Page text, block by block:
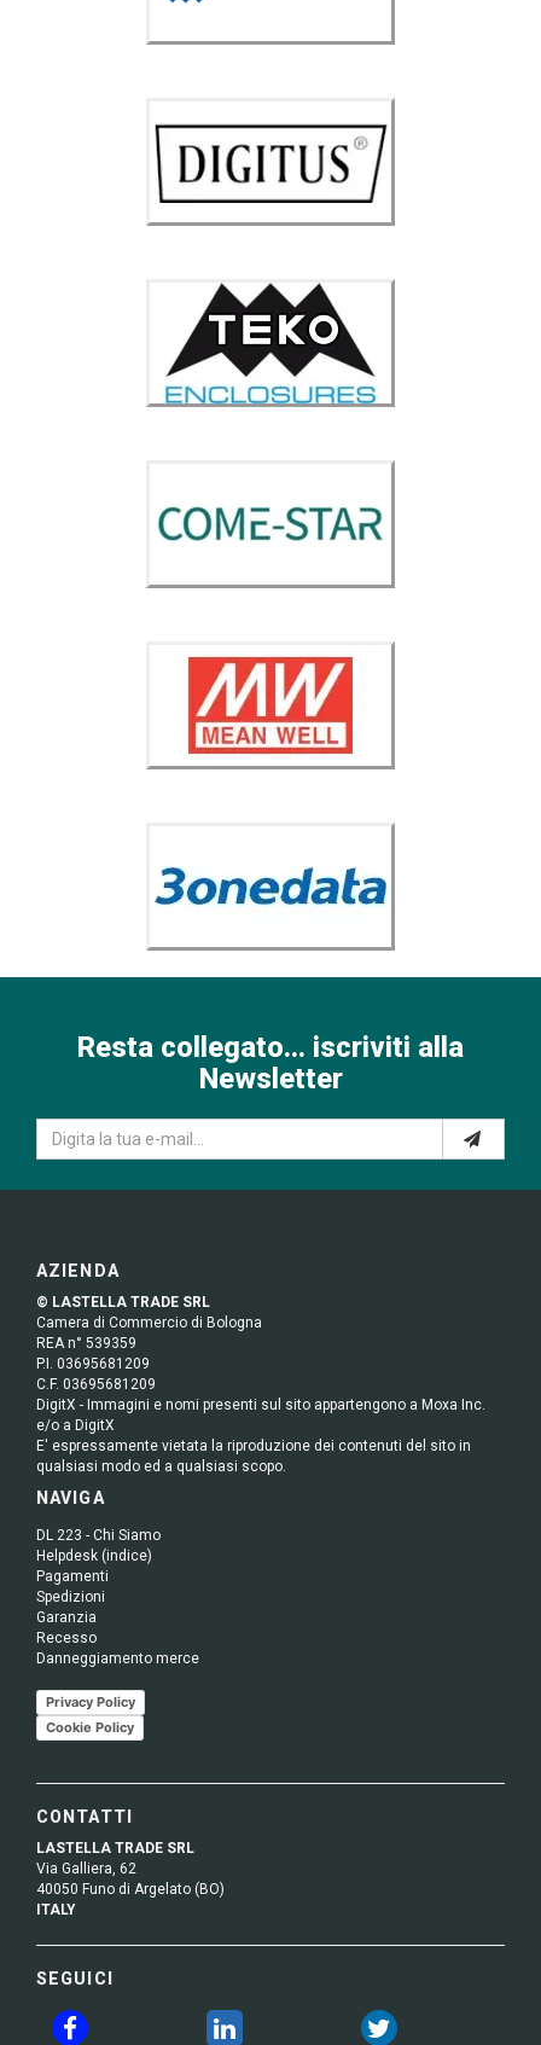
Resta collegato... iscriviti alla
Newsletter
AZIENDA
© LASTELLA TRADE SRL
Camera di Commercio di Bologna
REA n° 539359
P.I. 03695681209
C.F. 03695681209
DigitX - Immagini e nomi presenti sul sito appartengono a Moxa Inc.
e/o a DigitX
E' espressamente vietata la riproduzione dei contenuti del sito in
qualsiasi modo ed a qualsiasi scopo.
NAVIGA
DL 223 - Chi Siamo
Helpdesk (indice)
Pagamenti
Spedizioni
Garanzia
Recesso
Danneggiamento merce
Privacy Policy
Cookie Policy
CONTATTI
LASTELLA TRADE SRL
Via Galliera, 62
40050 Funo di Argelato (BO)
ITALY
SEGUICI